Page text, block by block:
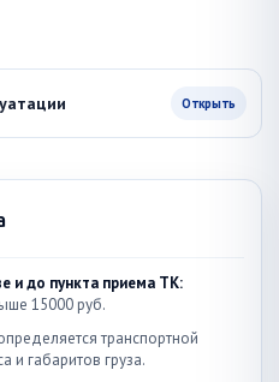
Открыть
и до пункта приема ТК:
15000 руб.
транспортной
и габаритов груза.